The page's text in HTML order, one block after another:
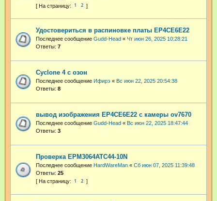
1 2
Удостовериться в распиновке платы EP4CE6E22
Последнее сообщение Gudd-Head « Чт июн 26, 2025 10:28:21
Ответы: 7
Cyclone 4 с озон
Последнее сообщение Ифирэ « Вс июн 22, 2025 20:54:38
Ответы: 8
вывод изображения EP4CE6E22 с камеры ov7670
Последнее сообщение Gudd-Head « Вс июн 22, 2025 18:47:44
Ответы: 3
Проверка EPM3064ATC44-10N
Последнее сообщение HardWareMan « Сб июн 07, 2025 11:39:48
Ответы: 25
1 2